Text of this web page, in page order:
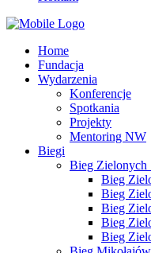
Home
Fundacja
Wydarzenia
Konferencje
Spotkania
Projekty
Mentoring NW
Biegi
Bieg Zielonych
Bieg
Bieg
Bieg
Bieg
Bieg